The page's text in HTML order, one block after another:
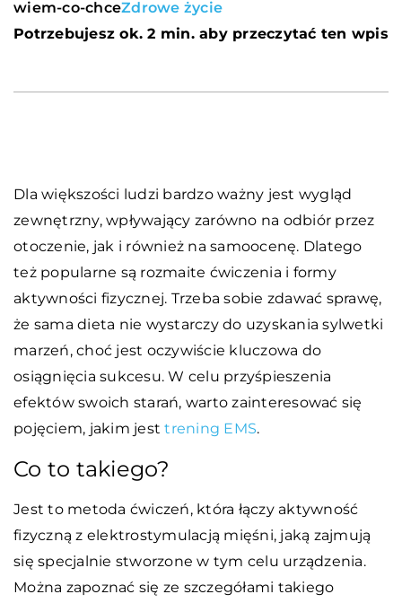
wiem-co-chceZdrowe życie
Potrzebujesz ok. 2 min. aby przeczytać ten wpis
Dla większości ludzi bardzo ważny jest wygląd
zewnętrzny, wpływający zarówno na odbiór przez
otoczenie, jak i również na samoocenę. Dlatego
też popularne są rozmaite ćwiczenia i formy
aktywności fizycznej. Trzeba sobie zdawać sprawę,
że sama dieta nie wystarczy do uzyskania sylwetki
marzeń, choć jest oczywiście kluczowa do
osiągnięcia sukcesu. W celu przyśpieszenia
efektów swoich starań, warto zainteresować się
pojęciem, jakim jesttrening EMS.
Co to takiego?
Jest to metoda ćwiczeń, która łączy aktywność
fizyczną z elektrostymulacją mięśni, jaką zajmują
się specjalnie stworzone w tym celu urządzenia.
Można zapoznać się ze szczegółami takiego